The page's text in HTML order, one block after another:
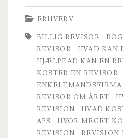
er
ikke
bare
revision
ERHVERV
BILLIG REVISOR
REVISOR
HVAD KAN
HJÆLPEAD KAN EN
KOSTER EN REVISOR
ENKELTMANDSFIRMA
REVISOR OM ÅRET
REVISION
HVAD
APS
HVOR MEGET
REVISION
REVISION